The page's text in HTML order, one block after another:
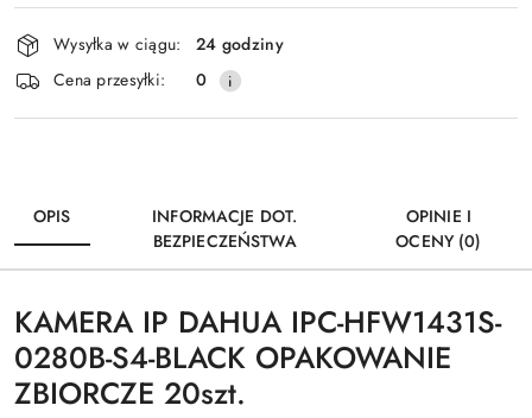
Wyślij
Dostępność
i
dostawa
Wysyłka w ciągu:
24 godziny
Cena przesyłki:
0
OPIS
INFORMACJE DOT.
BEZPIECZEŃSTWA
OPINIE I
OCENY (0)
KAMERA IP DAHUA IPC-HFW1431S-
0280B-S4-BLACK OPAKOWANIE
ZBIORCZE 20szt.